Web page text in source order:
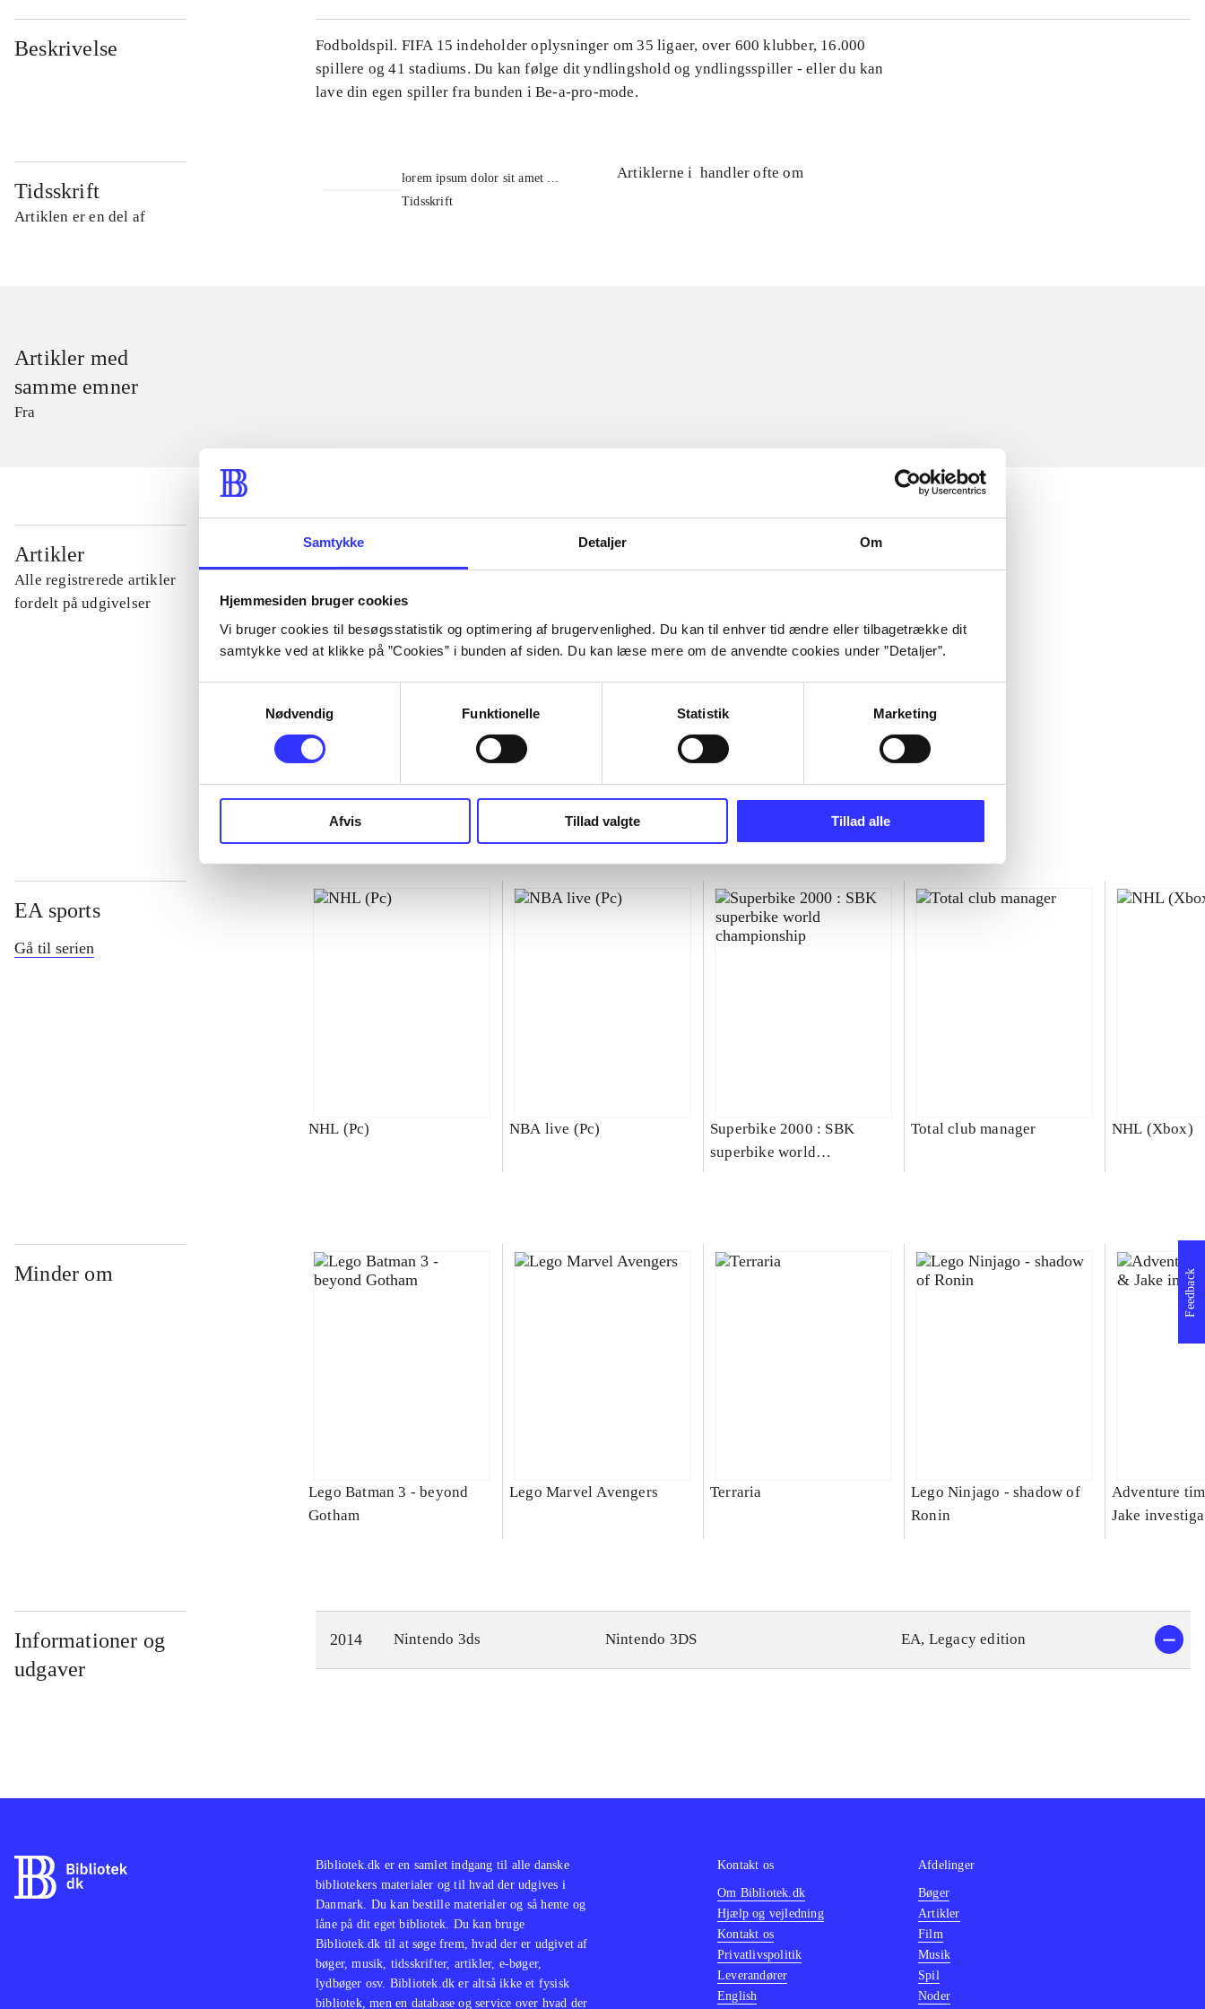
Samtykke Detaljer Om
Hjemmesiden bruger cookies
Vi bruger cookies til besøgsstatistik og optimering af brugervenlighed. Du kan til enhver tid ændre eller tilbagetrække dit
samtykke ved at klikke på ”Cookies” i bunden af siden. Du kan læse mere om de anvendte cookies under ”Detaljer”.
Nødvendig
Funktionelle Statistik Marketing
Afvis Tillad valgte Tillad alle
Beskrivelse
Fodboldspil. FIFA 15 indeholder oplysninger om 35 ligaer, over 600 klubber, 16.000
spillere og 41 stadiums. Du kan følge dit yndlingshold og yndlingsspiller - eller du kan
lave din egen spiller fra bunden i Be-a-pro-mode.
Tidsskrift
Artiklen er en del af
lorem ipsum dolor sit amet ...
Tidsskrift
Artiklerne i handler ofte om
Artikler med
samme emner
Fra
Artikler
Alle registrerede artikler
fordelt på udgivelser
...
...
...
...
EA sports
Gå til serien
NHL (Pc) NBA live (Pc)
Superbike 2000 : SBK
superbike world
Total club manager NHL (Xbox)
Minder om
Lego Batman 3 - beyond
Gotham
Lego Marvel Avengers Terraria
Lego Ninjago - shadow of
Ronin
Adventure
Jake
Informationer og
udgaver
2014 Nintendo 3ds Nintendo 3DS EA, Legacy edition
Feedback
Bibliotek.dk er en samlet indgang til alle danske
bibliotekers materialer og til hvad der udgives i
Danmark. Du kan bestille materialer og så hente og
låne på dit eget bibliotek. Du kan bruge
Bibliotek.dk til at søge frem, hvad der er udgivet af
bøger, musik, tidsskrifter, artikler, e-bøger,
lydbøger osv. Bibliotek.dk er altså ikke et fysisk
bibliotek, men en database og service over hvad der
Kontakt os
Om Bibliotek.dk
Hjælp og vejledning
Kontakt os
Privatlivspolitik
Leverandører
English
Afdelinger
Bøger
Artikler
Film
Musik
Spil
Noder